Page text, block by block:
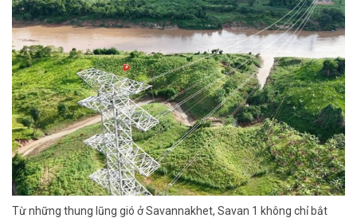
Từ những thung lũng gió ở Savannakhet, Savan 1 không chỉ bắt